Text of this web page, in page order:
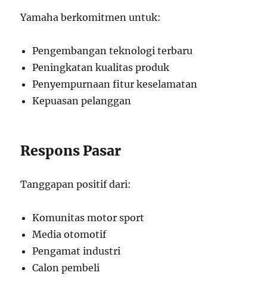
Yamaha berkomitmen untuk:
Pengembangan teknologi terbaru
Peningkatan kualitas produk
Penyempurnaan fitur keselamatan
Kepuasan pelanggan
Respons Pasar
Tanggapan positif dari:
Komunitas motor sport
Media otomotif
Pengamat industri
Calon pembeli